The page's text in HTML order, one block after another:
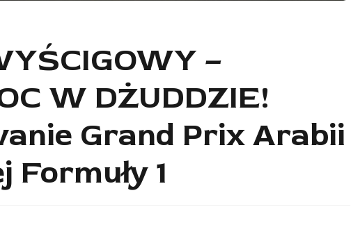
–
W DŻUDDZIE!
Grand Prix Arabii
1